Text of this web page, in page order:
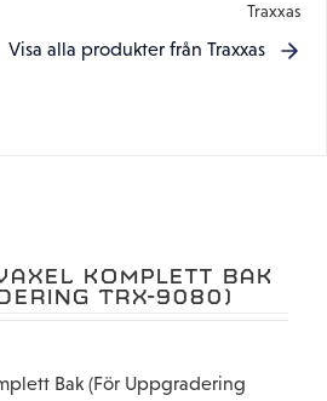
Traxxas
Visa alla produkter från Traxxas
KOMPLETT BAK
TRX-9080)
Bak (För Uppgradering